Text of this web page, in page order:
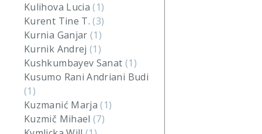
Kulihova Lucia(1)
Kurent Tine T.(3)
Kurnia Ganjar(1)
Kurnik Andrej(1)
Kushkumbayev Sanat (1)
Kusumo Rani Andriani Budi
(1)
Kuzmanić Marja(1)
Kuzmič Mihael(7)